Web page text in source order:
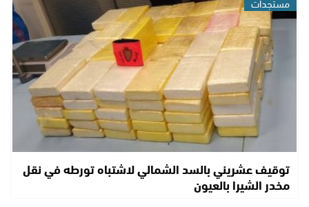
توقيف عشريني بالسد الشمالي لاشتباه تورطه في نقل
مخدر الشيرا بالعيون